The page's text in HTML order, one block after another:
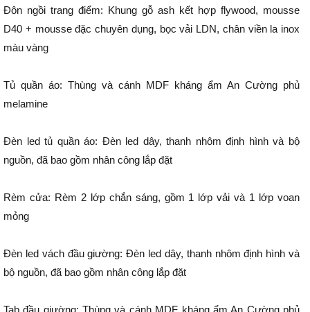
Đôn ngồi trang điểm: Khung gỗ ash kết hợp flywood, mousse
D40 + mousse đặc chuyên dụng, bọc vải LDN, chân viền la inox
màu vàng
Tủ quần áo: Thùng và cánh MDF kháng ẩm An Cường phủ
melamine
Đèn led tủ quần áo: Đèn led dây, thanh nhôm định hình và bộ
nguồn, đã bao gồm nhân công lắp đặt
Rèm cửa: Rèm 2 lớp chắn sáng, gồm 1 lớp vải và 1 lớp voan
mỏng
Đèn led vách đầu giường: Đèn led dây, thanh nhôm định hình và
bộ nguồn, đã bao gồm nhân công lắp đặt